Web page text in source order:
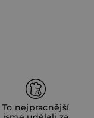
To nejpracnější